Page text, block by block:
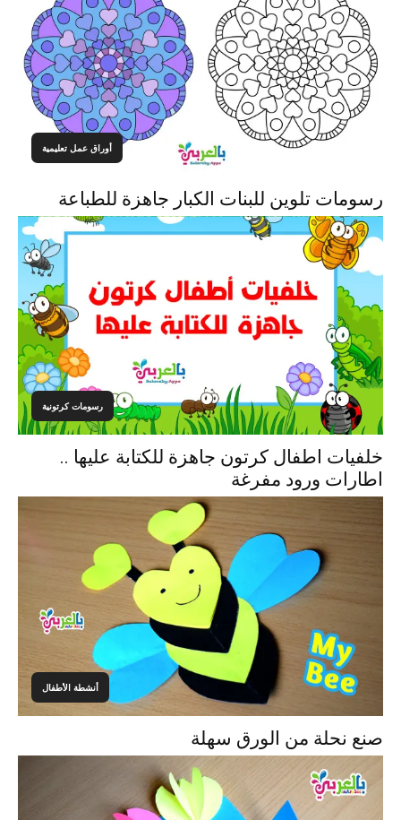
أوراق عمل تعليمية
رسومات تلوين للبنات الكبار جاهزة للطباعة
رسومات كرتونية
خلفيات اطفال كرتون جاهزة للكتابة عليها ..
اطارات ورود مفرغة
أنشطة الأطفال
صنع نحلة من الورق سهلة